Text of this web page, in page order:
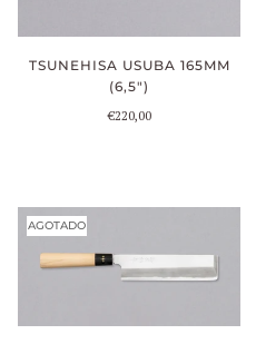
TSUNEHISA USUBA 165MM
(6,5")
€220,00
AGOTADO